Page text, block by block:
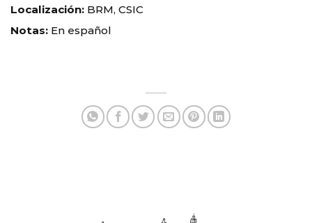
Localización: BRM, CSIC
Notas: En español